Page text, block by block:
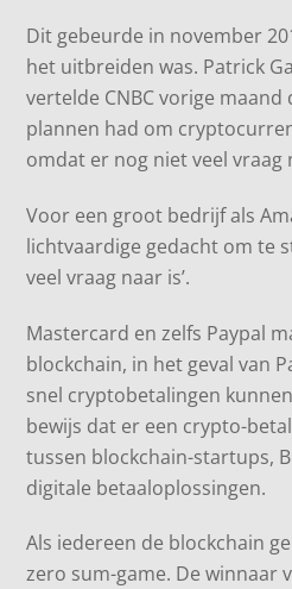
Dit gebeurde in november
het uitbreiden was. Patrick
vertelde CNBC vorige maand
plannen had om
omdat er nog niet veel vraag
Voor een groot bedrijf als
lichtvaardige gedacht om te
veel vraag naar is’.
Mastercard en zelfs Paypal
blockchain, in het geval van
snel cryptobetalingen
bewijs dat er een crypto-
tussen blockchain-startups,
digitale betaaloplossingen.
Als iedereen de blockchain
zero sum-game. De winnaar